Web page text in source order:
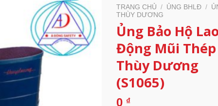
TRANG CHỦ / ỦNG BHLĐ /
THÙY DƯƠNG
Ủng Bảo Hộ
Động Mũi
Thùy Dương
(S1065)
0 ₫